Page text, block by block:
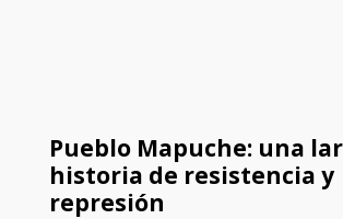
Pueblo Mapuche: una
historia de resistencia y
represión